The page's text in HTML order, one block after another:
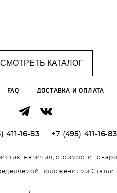
КАТАЛОГ
FAQ ДОСТАВКА И ОПЛАТА
411-16-83 +7 (495) 411-16-83
наличия, стоимости
положениями